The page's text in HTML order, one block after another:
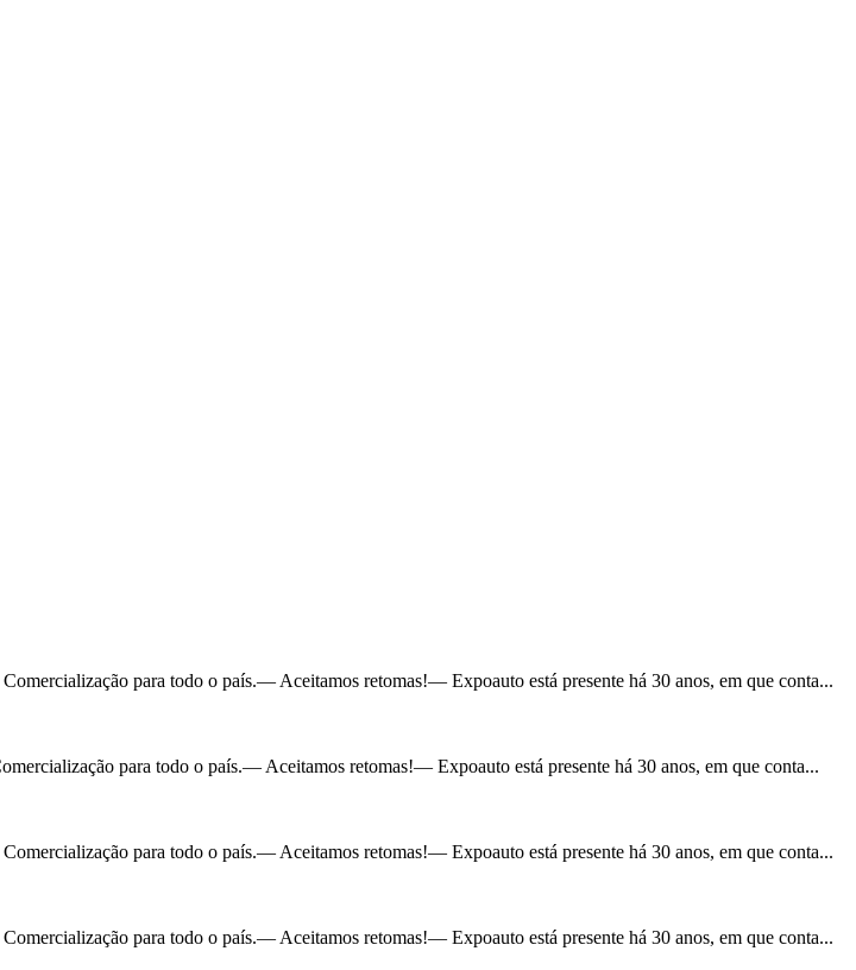
para todo o país.— Aceitamos retomas!— Expoauto está presente há 30 anos, em que conta...
para todo o país.— Aceitamos retomas!— Expoauto está presente há 30 anos, em que conta...
para todo o país.— Aceitamos retomas!— Expoauto está presente há 30 anos, em que conta...
para todo o país.— Aceitamos retomas!— Expoauto está presente há 30 anos, em que conta...